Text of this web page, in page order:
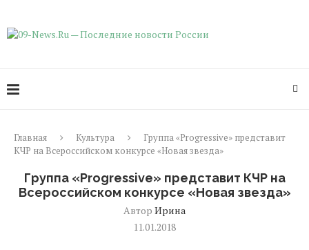
Главная Культура
Группа «Progressive» представит
КЧР на Всероссийском конкурсе «Новая звезда»
Группа «Progressive» представит КЧР на
Всероссийском конкурсе «Новая звезда»
Автор Ирина
11.01.2018